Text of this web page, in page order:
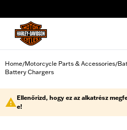
Home/Motorcycle Parts & Accessories/
Battery Chargers
Ellenőrizd, hogy ez az alkatrész
e!